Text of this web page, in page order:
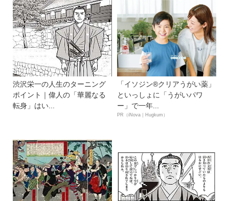
渋沢栄一の人生のターニング
ポイント｜偉人の「華麗なる
転身」はい...
「イソジン®クリアうがい薬」
といっしょに「うがいパワ
ー」で一年...
PR（iNova｜Hugkum）